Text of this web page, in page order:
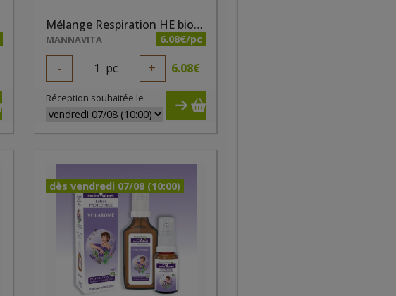
Mélange Respiration HE bio Ladrôme 10 ml
MANNAVITA 6.08€/pc
- 1 pc + 6.08€
Réception souhaitée le
dès vendredi 07/08 (10:00)